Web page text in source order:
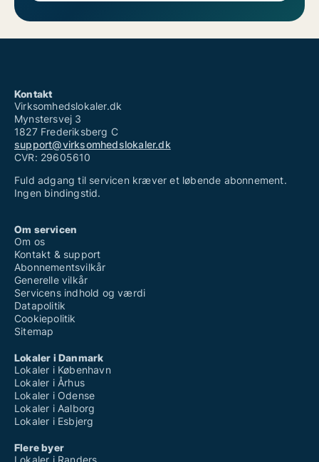
Kontakt
Virksomhedslokaler.dk
Mynstersvej 3
1827 Frederiksberg C
support@virksomhedslokaler.dk
CVR: 29605610
Fuld adgang til servicen kræver et løbende abonnement.
Ingen bindingstid.
Om servicen
Om os
Kontakt & support
Abonnementsvilkår
Generelle vilkår
Servicens indhold og værdi
Datapolitik
Cookiepolitik
Sitemap
Lokaler i Danmark
Lokaler i København
Lokaler i Århus
Lokaler i Odense
Lokaler i Aalborg
Lokaler i Esbjerg
Flere byer